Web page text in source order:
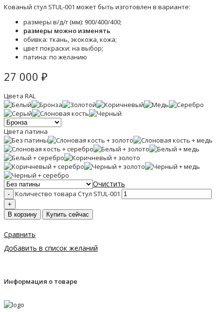
Кованый стул STUL-001 может быть изготовлен в варианте:
размеры в/д/г (мм): 900/400/400;
размеры можно изменять
обивка: ткань, экокожа, кожа;
цвет покраски: на выбор;
патина: по желанию
27 000 ₽
Цвета RAL
Цвета патина
Очистить
Количество товара Стул STUL-001
В корзину Купить сейчас
Сравнить
Добавить в список желаний
Информация о товаре